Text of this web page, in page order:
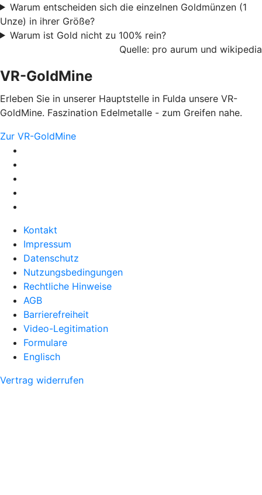
Warum entscheiden sich die einzelnen Goldmünzen (1
Unze) in ihrer Größe?
Warum ist Gold nicht zu 100% rein?
Quelle: pro aurum und wikipedia
VR-GoldMine
Erleben Sie in unserer Hauptstelle in Fulda unsere VR-
GoldMine. Faszination Edelmetalle - zum Greifen nahe.
Zur VR-GoldMine
Kontakt
Impressum
Datenschutz
Nutzungsbedingungen
Rechtliche Hinweise
AGB
Barrierefreiheit
Video-Legitimation
Formulare
Englisch
Vertrag widerrufen